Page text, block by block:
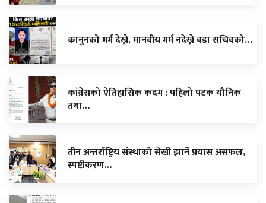
कानुनको मर्म देख्ने, मानवीय मर्म नदेख्ने वडा सचिवको…
कांग्रेसको ऐतिहासिक कदम : पहिलो पटक यौनिक
तथा…
तीन अन्तर्राष्ट्रिय संस्थाको सेखी झार्ने प्रयास असफल,
स्पष्टीकरण…